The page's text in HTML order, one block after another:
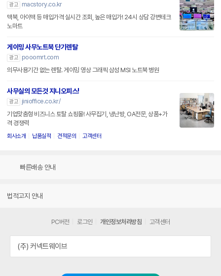
광고
macstory.co.kr
맥북, 아이맥 등 매입가격 실시간 조회, 높은 매입가! 24시 상담 강변테크
노마트
게이밍 사무노트북 단기렌탈
광고
pooomrt.com
의무사용기간 없는 렌탈. 게이밍 영상 그래픽 삼성 MSI 노트북 병원
사무실의 모든것 지니오피스!
광고
jinioffice.co.kr/
기업맞춤형 비즈니스 토탈 쇼핑몰! 사무집기, 냉난방, OA전문, 상품+가
격 경쟁력
회사소개 납품실적 견적문의 고객센터
빠른배송 안내
법적고지 안내
PC버전 로그인 개인정보처리방침 고객센터
(주) 커넥트웨이브